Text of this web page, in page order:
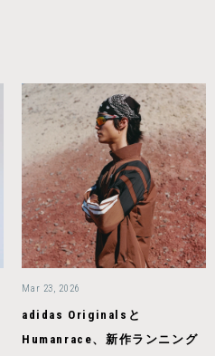
Mar 23, 2026
adidas Originalsと
Humanrace、新作ランニング